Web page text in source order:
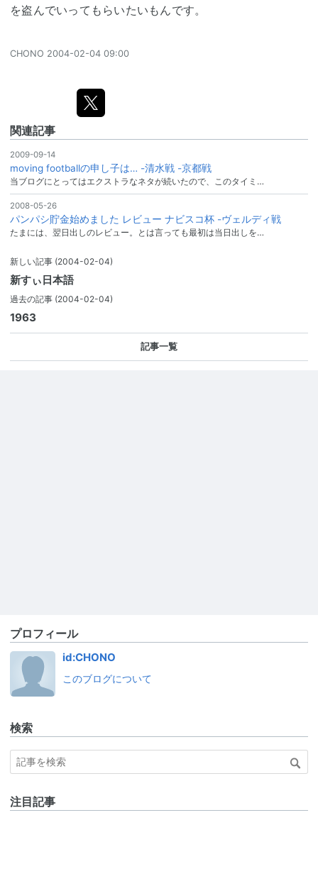
を盗んでいってもらいたいもんです。
CHONO 2004-02-04 09:00
関連記事
2009-09-14
moving footballの申し子は… -清水戦 -京都戦
当ブログにとってはエクストラなネタが続いたので、このタイミ…
2008-05-26
パンパシ貯金始めました レビュー ナビスコ杯 -ヴェルディ戦
たまには、翌日出しのレビュー。とは言っても最初は当日出しを…
新しい記事 (2004-02-04)
新すぃ日本語
過去の記事 (2004-02-04)
1963
記事一覧
プロフィール
id:CHONO
このブログについて
検索
注目記事